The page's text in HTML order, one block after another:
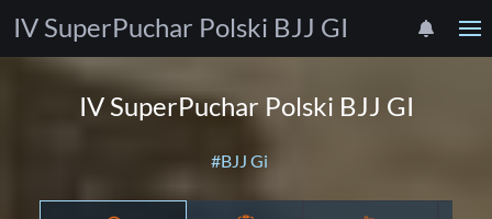
IV SuperPuchar Polski BJJ GI
IV SuperPuchar Polski BJJ GI
#BJJ Gi